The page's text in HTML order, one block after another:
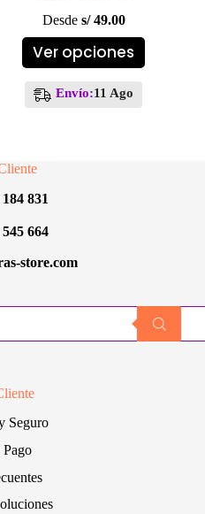
Desde s/49.00
Ver opciones
Este
producto
múltiples
Envío:11 Ago
831
664
store.com
Seguro
Pago